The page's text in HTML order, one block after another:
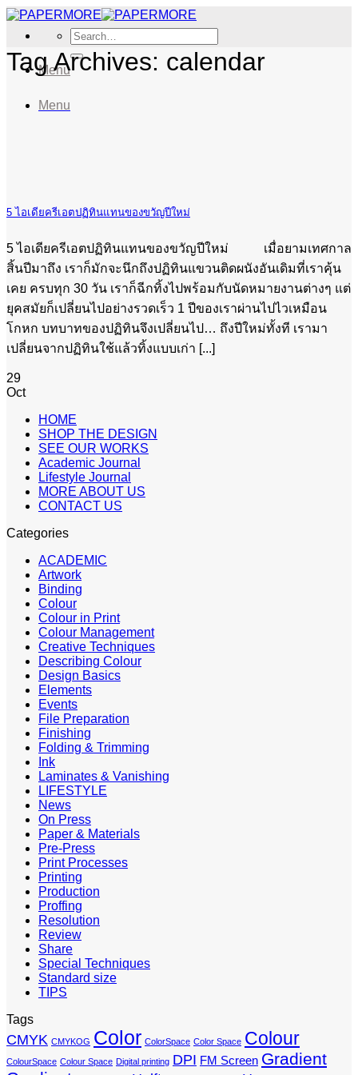
Skip
content
Search
for:
Menu
Menu
Tag Archives: calendar
5 ไอเดียครีเอตปฏิทินแทนของขวัญปีใหม่
5 ไอเดียครีเอตปฏิทินแทนของขวัญปีใหม่ เมื่อยามเทศกาล
สิ้นปีมาถึง เราก็มักจะนึกถึงปฏิทินแขวนติดผนังอันเดิมที่เราคุ้น
เคย ครบทุก 30 วัน เราก็ฉีกทิ้งไปพร้อมกับนัดหมายงานต่างๆ แต่
ยุคสมัยก็เปลี่ยนไปอย่างรวดเร็ว 1 ปีของเราผ่านไปไวเหมือน
โกหก บทบาทของปฏิทินจึงเปลี่ยนไป… ถึงปีใหม่ทั้งที เรามา
เปลี่ยนจากปฏิทินใช้แล้วทิ้งแบบเก่า [...]
29
Oct
HOME
SHOP THE DESIGN
SEE OUR WORKS
Academic Journal
Lifestyle Journal
MORE ABOUT US
CONTACT US
Categories
ACADEMIC
Artwork
Binding
Colour
Colour in Print
Colour Management
Creative Techniques
Describing Colour
Design Basics
Elements
Events
File Preparation
Finishing
Folding & Trimming
Ink
Laminates & Vanishing
LIFESTYLE
News
On Press
Paper & Materials
Pre-Press
Print Processes
Printing
Production
Proffing
Resolution
Review
Share
Special Techniques
Standard size
TIPS
Tags
CMYK CMYKOG Color ColorSpace Color Space Colour
ColourSpace Colour Space Digital printing DPI FM Screen Gradient